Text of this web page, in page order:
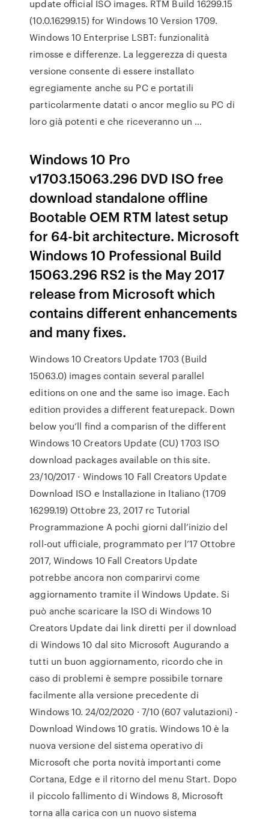
update official ISO images. RTM Build 16299.15
(10.0.16299.15) for Windows 10 Version 1709.
Windows 10 Enterprise LSBT: funzionalità
rimosse e differenze. La leggerezza di questa
versione consente di essere installato
egregiamente anche su PC e portatili
particolarmente datati o ancor meglio su PC di
loro già potenti e che riceveranno un …
Windows 10 Pro
v1703.15063.296 DVD ISO free
download standalone offline
Bootable OEM RTM latest setup
for 64-bit architecture. Microsoft
Windows 10 Professional Build
15063.296 RS2 is the May 2017
release from Microsoft which
contains different enhancements
and many fixes.
Windows 10 Creators Update 1703 (Build
15063.0) images contain several parallel
editions on one and the same iso image. Each
edition provides a different featurepack. Down
below you’ll find a comparisn of the different
Windows 10 Creators Update (CU) 1703 ISO
download packages available on this site.
23/10/2017 · Windows 10 Fall Creators Update
Download ISO e Installazione in Italiano (1709
16299.19) Ottobre 23, 2017 rc Tutorial
Programmazione A pochi giorni dall’inizio del
roll-out ufficiale, programmato per l’17 Ottobre
2017, Windows 10 Fall Creators Update
potrebbe ancora non comparirvi come
aggiornamento tramite il Windows Update. Si
può anche scaricare la ISO di Windows 10
Creators Update dai link diretti per il download
di Windows 10 dal sito Microsoft Augurando a
tutti un buon aggiornamento, ricordo che in
caso di problemi è sempre possibile tornare
facilmente alla versione precedente di
Windows 10. 24/02/2020 · 7/10 (607 valutazioni) -
Download Windows 10 gratis. Windows 10 è la
nuova versione del sistema operativo di
Microsoft che porta novità importanti come
Cortana, Edge e il ritorno del menu Start. Dopo
il piccolo fallimento di Windows 8, Microsoft
torna alla carica con un nuovo sistema